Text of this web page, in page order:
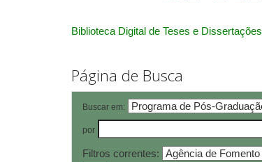
Biblioteca Digital de Teses e Dissertações
Página de Busca
Buscar em:
por
Filtros correntes: